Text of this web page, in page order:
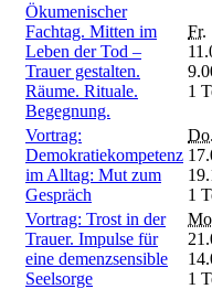
Ökumenischer
Fachtag. Mitten im
Leben der Tod –
Trauer gestalten.
Räume. Rituale.
Begegnung.
Fr.
1
Vortrag:
Demokratiekompetenz
im Alltag: Mut zum
Gespräch
Do.
1
Vortrag: Trost in der
Trauer. Impulse für
eine demenzsensible
Seelsorge
1